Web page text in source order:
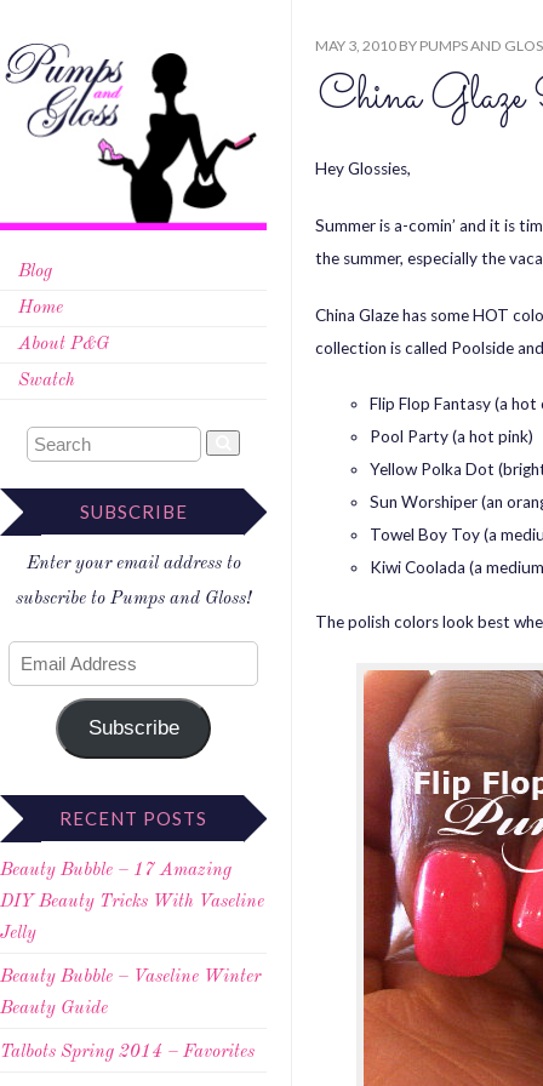
Blog
Home
About P&G
Swatch
SUBSCRIBE
Enter your email address to
subscribe to Pumps and Gloss!
Subscribe
RECENT POSTS
Beauty Bubble – 17 Amazing
DIY Beauty Tricks With Vaseline
Jelly
Beauty Bubble – Vaseline Winter
Beauty Guide
Talbots Spring 2014 – Favorites
MAY 3, 2010 BY PUMPS AND
China Glaze
Hey Glossies,
Summer is a-comin’ and it is
the summer, especially the
China Glaze has some HOT
collection is called Poolside
Flip Flop Fantasy (a hot
Pool Party (a hot pink)
Yellow Polka Dot
Sun Worshiper (an
Towel Boy Toy (a
Kiwi Coolada (a
The polish colors look best